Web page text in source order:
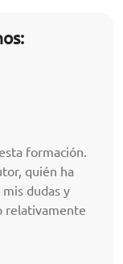
formación.
quién ha
dudas y
relativamente